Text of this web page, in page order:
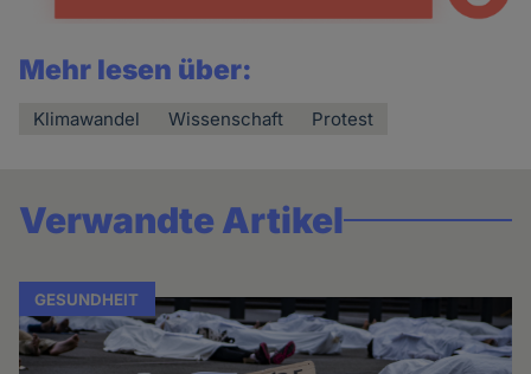
Mehr lesen über:
Klimawandel Wissenschaft Protest
Verwandte Artikel
GESUNDHEIT